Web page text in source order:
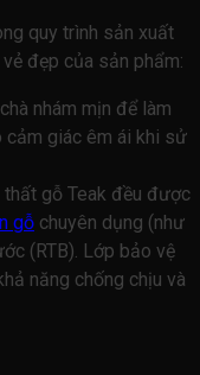
quy trình sản xuất
đẹp của sản phẩm:
nhám mịn để làm
cảm giác êm ái khi sử
thất gỗ Teak đều được
gỗ chuyên dụng (như
(RTB). Lớp bảo vệ
năng chống chịu và